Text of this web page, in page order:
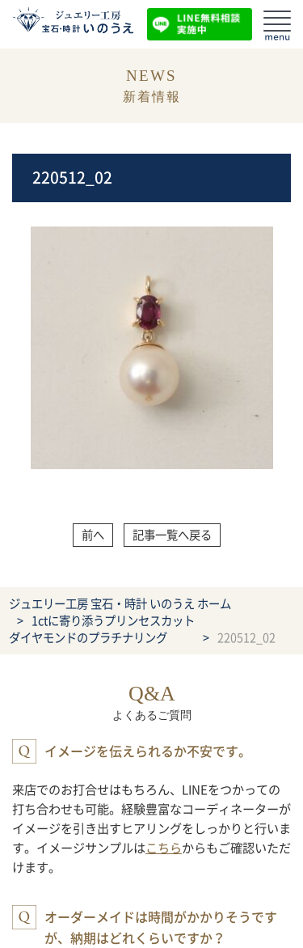
NEWS
新着情報
220512_02
前へ 記事一覧へ戻る
ジュエリー工房 宝石・時計 いのうえ ホーム
1ctに寄り添うプリンセスカット
ダイヤモンドのプラチナリング
220512_02
Q&A
よくあるご質問
イメージを伝えられるか不安です。
来店でのお打合せはもちろん、LINEをつかっての
打ち合わせも可能。経験豊富なコーディネーターが
イメージを引き出すヒアリングをしっかりと行いま
す。イメージサンプルはこちらからもご確認いただ
けます。
オーダーメイドは時間がかかりそうです
が、納期はどれくらいですか？